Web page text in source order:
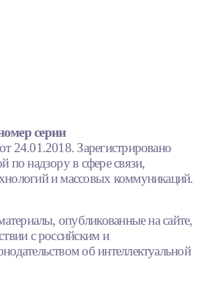
серии
Зарегистрировано
по надзору в сфере связи,
и массовых коммуникаций.
опубликованные на сайте,
с российским и
об интеллектуальной